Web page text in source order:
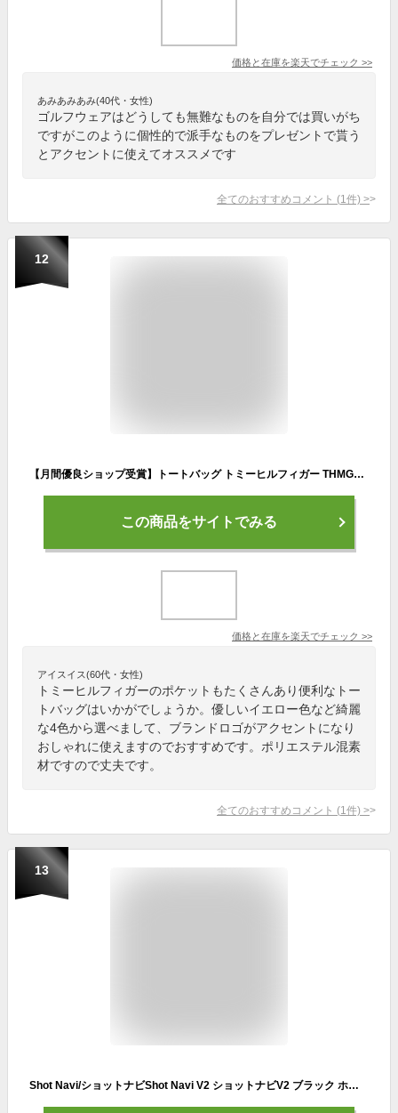
価格と在庫を楽天でチェック >>
あみあみあみ(40代・女性)
ゴルフウェアはどうしても無難なものを自分では買いがち
ですがこのように個性的で派手なものをプレゼントで貰う
とアクセントに使えてオススメです
全てのおすすめコメント (1 件) >
12
【月間優良ショップ受賞】トートバッグ トミーヒルフィガー THMG2SB5 22 SS トートバック カラーブロック ゴルフ用品 メンズ レディース
この商品をサイトでみる
価格と在庫を楽天でチェック >>
アイスイス(60代・女性)
トミーヒルフィガーのポケットもたくさんあり便利なトー
トバッグはいかがでしょうか。優しいイエロー色など綺麗
な4色から選べまして、ブランドロゴがアクセントになり
おしゃれに使えますのでおすすめです。ポリエステル混素
材ですので丈夫です。
全てのおすすめコメント (1 件) >
13
Shot Navi/ショットナビShot Navi V2 ショットナビV2 ブラック ホワイトGPSナビ ボイスナビ 日本プロゴルフ協会推薦品日本製 IPX4 防水機能 日本ゴルフ場対応 海外対応 6056006簡単操作 ゴルフナビ【送料無料】